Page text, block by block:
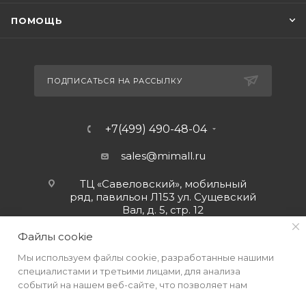
ПОМОЩЬ
ПОДПИСАТЬСЯ НА РАССЫЛКУ
+7(499) 490-48-04
sales@mimall.ru
ТЦ «Савеловский», мобильный
ряд, павильон Л153 ул. Сущевский
Вал, д. 5, стр. 12
Файлы cookie
Мы используем файлы cookie, разработанные нашими
специалистами и третьими лицами, для анализа
событий на нашем веб-сайте, что позволяет нам